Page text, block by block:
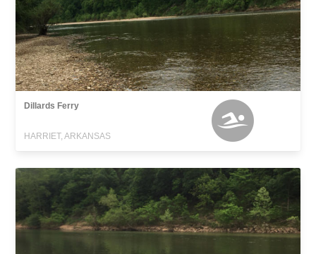
Dillards Ferry
HARRIET, ARKANSAS